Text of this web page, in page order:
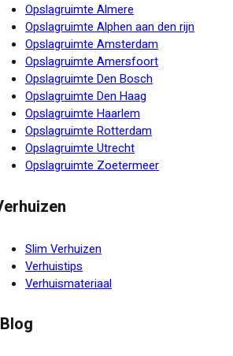
Opslagruimte Almere
Opslagruimte Alphen aan den rijn
Opslagruimte Amsterdam
Opslagruimte Amersfoort
Opslagruimte Den Bosch
Opslagruimte Den Haag
Opslagruimte Haarlem
Opslagruimte Rotterdam
Opslagruimte Utrecht
Opslagruimte Zoetermeer
Slim Verhuizen
Verhuistips
Verhuismateriaal
Blog